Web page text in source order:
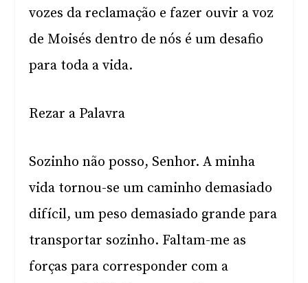
vozes da reclamação e fazer ouvir a voz
de Moisés dentro de nós é um desafio
para toda a vida.
Rezar a Palavra
Sozinho não posso, Senhor. A minha
vida tornou-se um caminho demasiado
difícil, um peso demasiado grande para
transportar sozinho. Faltam-me as
forças para corresponder com a